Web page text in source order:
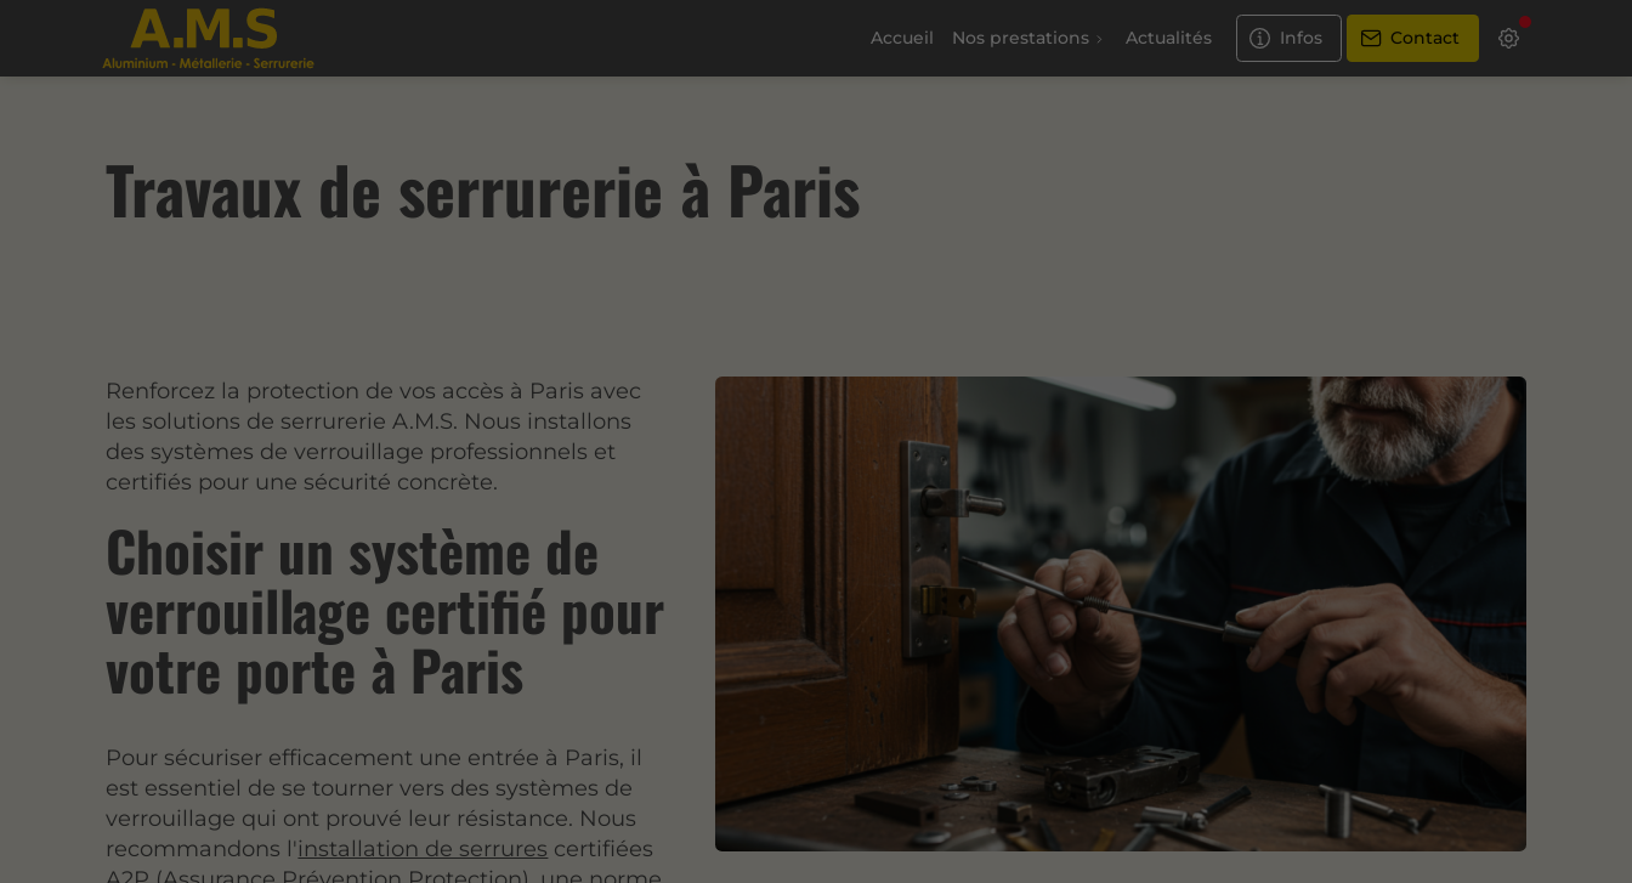
Accueil Nos prestations Actualités Infos Contact
Travaux de serrurerie à Paris
Renforcez la protection de vos accès à Paris avec
les solutions de serrurerie A.M.S. Nous installons
des systèmes de verrouillage professionnels et
certifiés pour une sécurité concrète.
Choisir un système de
verrouillage certifié pour
votre porte à Paris
Pour sécuriser efficacement une entrée à Paris, il
est essentiel de se tourner vers des systèmes de
verrouillage qui ont prouvé leur résistance. Nous
recommandons l'installation de serrures certifiées